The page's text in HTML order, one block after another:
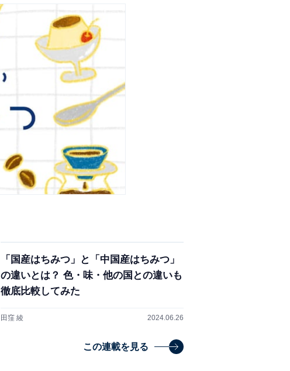
「国産はちみつ」と「中国産はちみつ」
の違いとは？ 色・味・他の国との違いも
徹底比較してみた
田窪 綾 2024.06.26
この連載を見る